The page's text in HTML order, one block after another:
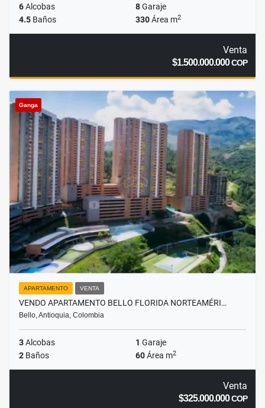
6Alcobas 8Garaje
4.5 Baños 330Área m2
Venta
$1.500.000.000COP
Ganga
APARTAMENTO VENTA
VENDO APARTAMENTO BELLO FLORIDA NORTEAMÉRI…
Bello, Antioquia, Colombia
3Alcobas 1 Garaje
2 Baños 60Área m2
Venta
$325.000.000COP